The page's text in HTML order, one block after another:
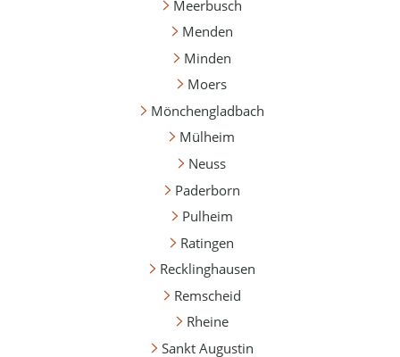
Meerbusch
Menden
Minden
Moers
Mönchengladbach
Mülheim
Neuss
Paderborn
Pulheim
Ratingen
Recklinghausen
Remscheid
Rheine
Sankt Augustin